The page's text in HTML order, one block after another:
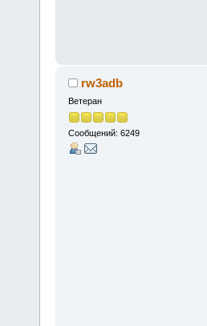
rw3adb
Ветеран
Сообщений: 6249